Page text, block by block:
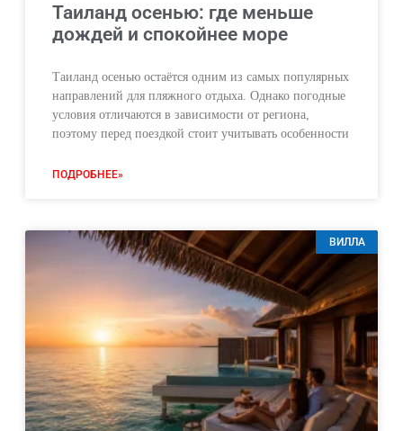
Таиланд осенью: где меньше
дождей и спокойнее море
Таиланд осенью остаётся одним из самых популярных
направлений для пляжного отдыха. Однако погодные
условия отличаются в зависимости от региона,
поэтому перед поездкой стоит учитывать особенности
ПОДРОБНЕЕ»
ВИЛЛА